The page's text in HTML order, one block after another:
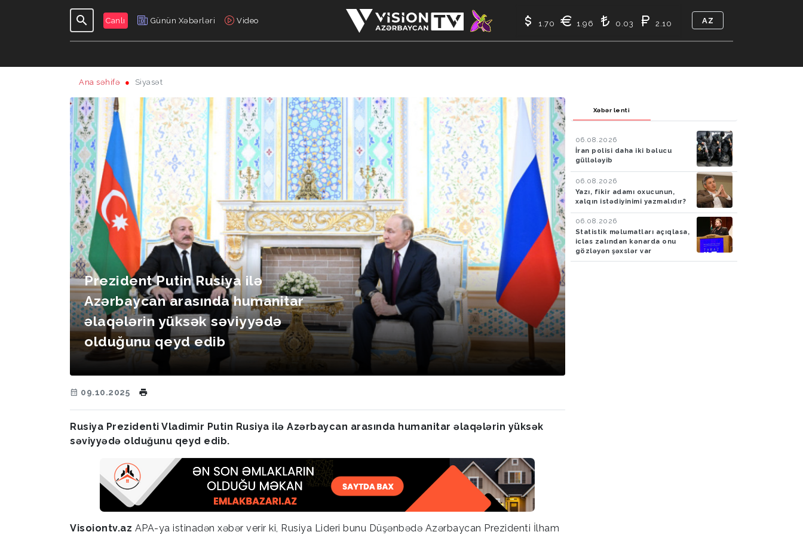
Canlı Günün Xəbərləri Video
GÜNDƏLIK
1.70 1.96 0.03 2.10 AZ
Ana səhifə Siyasət
Prezident Putin Rusiya ilə
Azərbaycan arasında humanitar
əlaqələrin yüksək səviyyədə
olduğunu qeyd edib
09.10.2025
Rusiya Prezidenti Vladimir Putin Rusiya ilə Azərbaycan arasında humanitar əlaqələrin yüksək
səviyyədə olduğunu qeyd edib.
Visoiontv.az APA-ya istinadən xəbər verir ki, Rusiya Lideri bunu Düşənbədə Azərbaycan Prezidenti İlham
Xəbər lenti
06.08.2026
İran polisi daha iki bəlucu
güllələyib
06.08.2026
Yazı, fikir adamı oxucunun,
xalqın istədiyinimi yazmalıdır?
06.08.2026
Statistik məlumatları açıqlasa,
iclas zalından kənarda onu
gözləyən şəxslər var